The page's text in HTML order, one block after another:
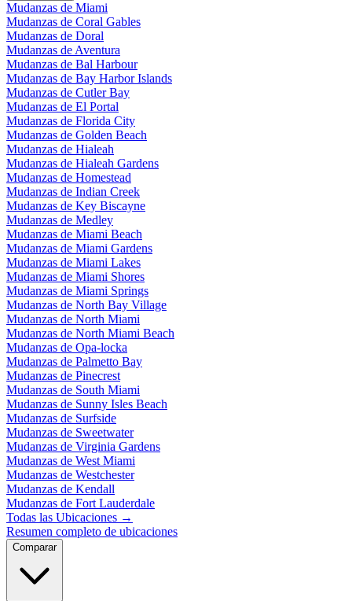
Mudanzas de Miami
Mudanzas de Coral Gables
Mudanzas de Doral
Mudanzas de Aventura
Mudanzas de Bal Harbour
Mudanzas de Bay Harbor Islands
Mudanzas de Cutler Bay
Mudanzas de El Portal
Mudanzas de Florida City
Mudanzas de Golden Beach
Mudanzas de Hialeah
Mudanzas de Hialeah Gardens
Mudanzas de Homestead
Mudanzas de Indian Creek
Mudanzas de Key Biscayne
Mudanzas de Medley
Mudanzas de Miami Beach
Mudanzas de Miami Gardens
Mudanzas de Miami Lakes
Mudanzas de Miami Shores
Mudanzas de Miami Springs
Mudanzas de North Bay Village
Mudanzas de North Miami
Mudanzas de North Miami Beach
Mudanzas de Opa-locka
Mudanzas de Palmetto Bay
Mudanzas de Pinecrest
Mudanzas de South Miami
Mudanzas de Sunny Isles Beach
Mudanzas de Surfside
Mudanzas de Sweetwater
Mudanzas de Virginia Gardens
Mudanzas de West Miami
Mudanzas de Westchester
Mudanzas de Kendall
Mudanzas de Fort Lauderdale
Todas las Ubicaciones →
Resumen completo de ubicaciones
Comparar